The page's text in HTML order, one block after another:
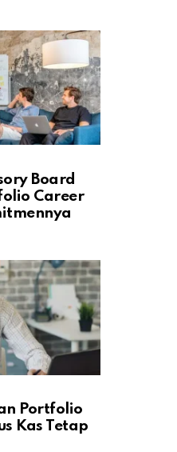
Board
Career
Portfolio
Kas Tetap